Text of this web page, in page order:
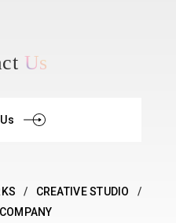
Us
CREATIVE STUDIO
COMPANY